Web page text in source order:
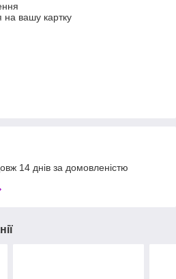
на вашу картку
14 днів за домовленістю